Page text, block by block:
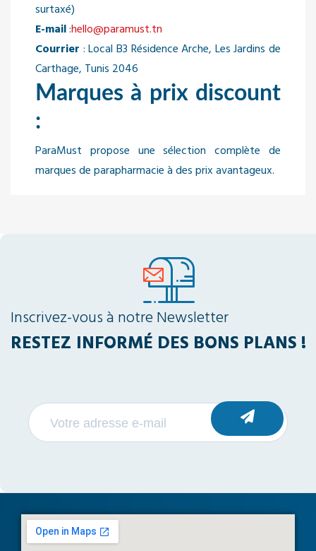
surtaxé)
E-mail:hello@paramust.tn
Courrier : Local B3 Résidence Arche, Les Jardins de
Carthage, Tunis 2046
Marques à prix discount
:
ParaMust propose une sélection complète de
marques de parapharmacie à des prix avantageux.
Inscrivez-vous à notre Newsletter
RESTEZ INFORMÉ DES BONS PLANS !
S'INSCRIRE